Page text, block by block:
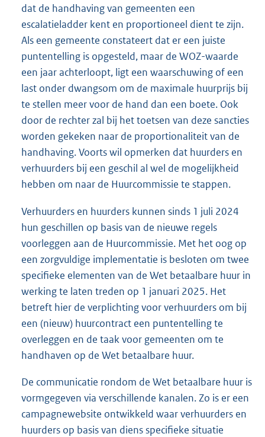
dat de handhaving van gemeenten een
escalatieladder kent en proportioneel dient te zijn.
Als een gemeente constateert dat er een juiste
puntentelling is opgesteld, maar de WOZ-waarde
een jaar achterloopt, ligt een waarschuwing of een
last onder dwangsom om de maximale huurprijs bij
te stellen meer voor de hand dan een boete. Ook
door de rechter zal bij het toetsen van deze sancties
worden gekeken naar de proportionaliteit van de
handhaving. Voorts wil opmerken dat huurders en
verhuurders bij een geschil al wel de mogelijkheid
hebben om naar de Huurcommissie te stappen.
Verhuurders en huurders kunnen sinds 1 juli 2024
hun geschillen op basis van de nieuwe regels
voorleggen aan de Huurcommissie. Met het oog op
een zorgvuldige implementatie is besloten om twee
specifieke elementen van de Wet betaalbare huur in
werking te laten treden op 1 januari 2025. Het
betreft hier de verplichting voor verhuurders om bij
een (nieuw) huurcontract een puntentelling te
overleggen en de taak voor gemeenten om te
handhaven op de Wet betaalbare huur.
De communicatie rondom de Wet betaalbare huur is
vormgegeven via verschillende kanalen. Zo is er een
campagnewebsite ontwikkeld waar verhuurders en
huurders op basis van diens specifieke situatie